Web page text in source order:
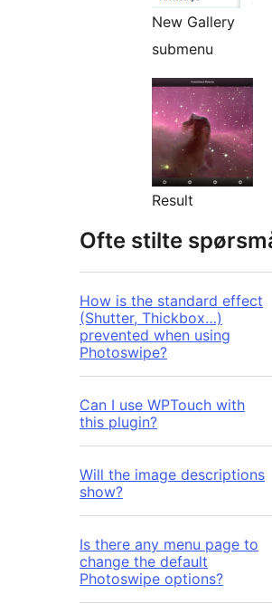
New Gallery
submenu
Result
Ofte stilte
How is the standard effect
(Shutter, Thickbox…)
prevented when using
Photoswipe?
Can I use WPTouch with
this plugin?
Will the image descriptions
show?
Is there any menu page to
change the default
Photoswipe options?